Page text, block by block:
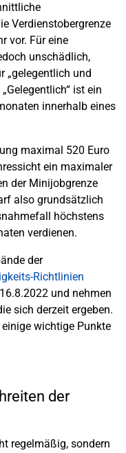
Verdienstobergrenze
vor. Für eine
unschädlich,
„gelegentlich und
ist ein
innerhalb eines
maximal 520 Euro
ein maximaler
der Minijobgrenze
also grundsätzlich
höchstens
verdienen.
der
Richtlinien
und nehmen
sich derzeit ergeben.
wichtige Punkte
der
regelmäßig, sondern